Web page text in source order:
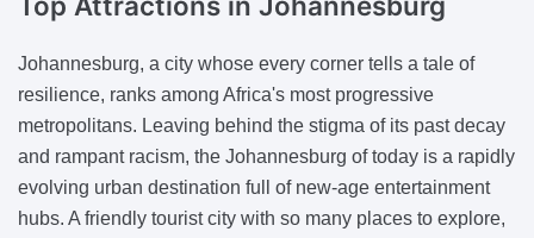
Johannesburg, a city whose every corner tells a tale of
resilience, ranks among Africa's most progressive
metropolitans. Leaving behind the stigma of its past decay
and rampant racism, the Johannesburg of today is a rapidly
evolving urban destination full of new-age entertainment
hubs. A friendly tourist city with so many places to explore,